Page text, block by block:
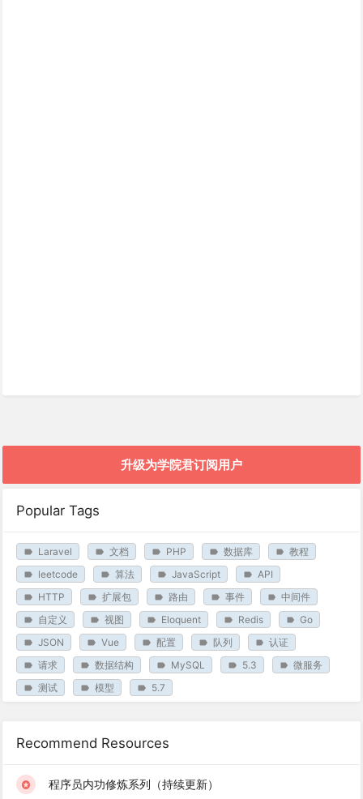
升级为学院君订阅用户
Popular Tags
Laravel 文档 PHP 数据库
教程
leetcode
算法 JavaScript
API
HTTP
扩展包 路由 事件
中间件
自定义
视图 Eloquent Redis
Go
JSON
Vue 配置 队列
认证
请求
数据结构 MySQL 5.3
微服务
测试
模型 5.7
Recommend Resources
程序员内功修炼系列（持续更新）